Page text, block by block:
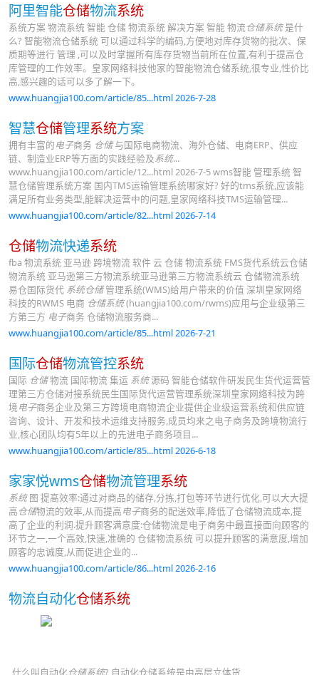
阿里智能仓储物流系统
系统方案 物流系统 智能 仓储 物流系统 解决方案 智能 物流仓储系统是什
么? 智能物流仓储系统 可以通过科学的编码,方便地对库存货物的批次、保
质期等进行 管理 ,可以及时掌握所有库存货物当前所在位置,有利于提高仓
库管理的工作效率。皇家网络科技他家的智能物流仓储系统,很专业,性价比
高,感兴趣的话可以多了解一下。
www.huangjia100.com/article/85...html 2026-7-28
智慧仓储管理系统方案
拥有丰富的电子商务 仓储与国际电商物流、海外仓储、电商ERP、供应
链、制造业ERP等方面的实践经验及系统...
www.huangjia100.com/article/12...html 2026-7-5 wms智能 管理系统 智
慧仓储管理系统方案 国内TMS运输管理系统哪家好? 好的tms系统,应该能
满足所有业务类型,能解决运营中的问题,皇家网络科技TMS运输管理...
www.huangjia100.com/article/82...html 2026-7-14
仓储物流快递系统
fba 物流系统 亚马逊 跨境物流 软件 云 仓储 物流系统 FMS货代系统云仓储
物流系统 亚马逊第三方物流系统亚马逊第三方物流系统云 仓储物流系统
易仓国际货代 系统仓储管理系统(WMS)给用户带来的价值 深圳皇家网络
科技的RWMS 电商 仓储系统(huangjia100.com/rwms)应用与企业级第三
方第三方 电子商务 仓储物流服务商...
www.huangjia100.com/article/85...html 2026-7-21
国际仓储物流管控系统
国际 仓储物流 国际物流 集运 系统源码 智能仓储软件研发民生货代运营管
理第三方仓储对接系统民生国际货代运营管理系统深圳皇家网络科技为跨
境电子商务企业及第三方跨境电商物流企业提供企业级运营系统和供应链
咨询、设计、开发和技术运维支持服务,成员均来之电子商务及跨境物流行
业,核心团队均有5年以上的先进电子商务项目...
www.huangjia100.com/article/85...html 2026-6-18
家家悦wms仓储物流管理系统
系统图 提高效率:通过对商品的储存,分拣,打包等环节进行优化,可以大大提
高仓储物流的效率,从而提高电子商务的配送效率,降低了仓储物流成本,提
高了企业的利润.提升顾客满意度:仓储物流是电子商务中最直接面向顾客的
环节之一,一个高效,快速,准确的 仓储物流系统 可以提升顾客的满意度,增加
顾客的忠诚度,从而促进企业的...
www.huangjia100.com/article/86...html 2026-2-16
物流自动化仓储系统
什么叫自动化仓储系统? 自动化仓储系统是由高层立体货